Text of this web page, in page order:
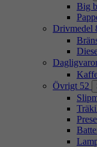
Big
Drivmedel
Övrigt 52